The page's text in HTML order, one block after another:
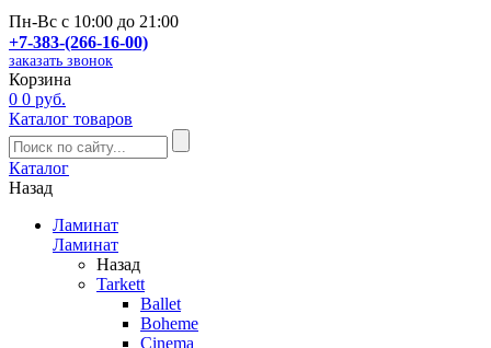
Пн-Вс с 10:00 до 21:00
+7-383-(266-16-00)
заказать звонок
Корзина
0 0 руб.
Каталог товаров
Каталог
Назад
Ламинат
Ламинат
Назад
Tarkett
Ballet
Boheme
Cinema